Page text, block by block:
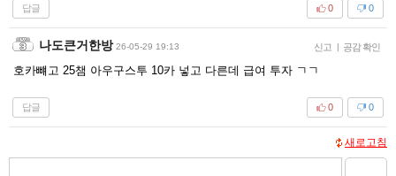
답글 0
0
나도큰거한방 26-05-29 19:13 신고 | 공감 확인
호카뺴고 25챔 아우구스투 10카 넣고 다른데 급여 투자 ㄱㄱ
답글 0
0
새로고침